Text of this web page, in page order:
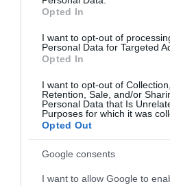
Opted In
I want to opt-out of
Personal Data for Targeted
Opted In
I want to opt-out of
Retention, Sale, and/or
Personal Data that Is
Purposes for which it was
Opted Out
Google consents
I want to allow Google to